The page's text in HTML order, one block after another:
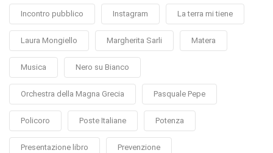
Incontro pubblico Instagram La terra mi tiene
Laura Mongiello Margherita Sarli Matera
Musica Nero su Bianco
Orchestra della Magna Grecia Pasquale Pepe
Policoro Poste Italiane Potenza
Presentazione libro Prevenzione